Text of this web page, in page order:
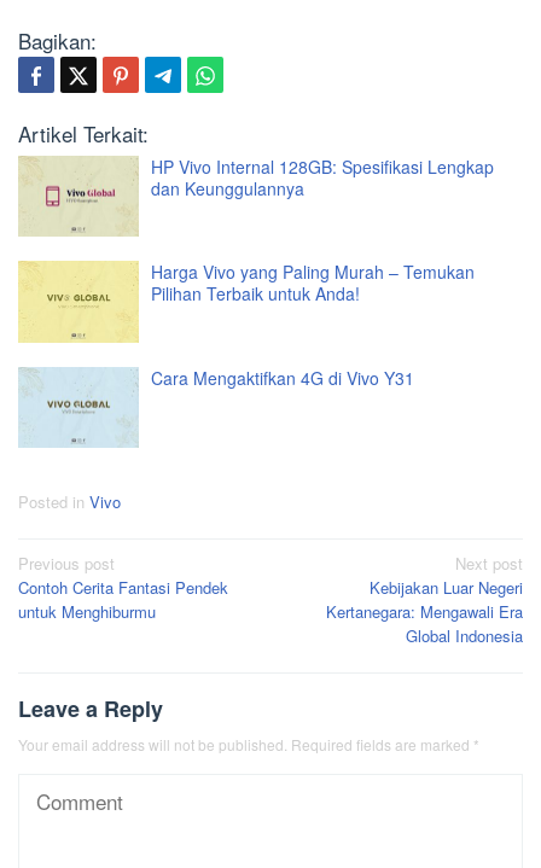
Bagikan:
Artikel Terkait:
HP Vivo Internal 128GB: Spesifikasi Lengkap
dan Keunggulannya
Harga Vivo yang Paling Murah – Temukan
Pilihan Terbaik untuk Anda!
Cara Mengaktifkan 4G di Vivo Y31
Posted in Vivo
Post
navigation
Previous post
Contoh Cerita Fantasi Pendek
untuk Menghiburmu
Next post
Kebijakan Luar Negeri
Kertanegara: Mengawali Era
Global Indonesia
Leave a Reply
Your email address will not be published. Required fields are marked *